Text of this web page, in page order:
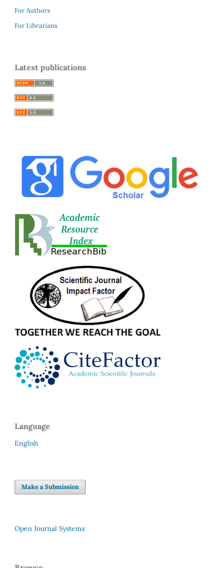
For Authors
For Librarians
Latest publications
Language
English
Make a Submission
Open Journal Systems